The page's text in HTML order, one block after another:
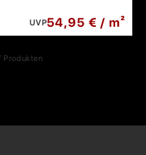
UVP54,95 € / m²
Produkten